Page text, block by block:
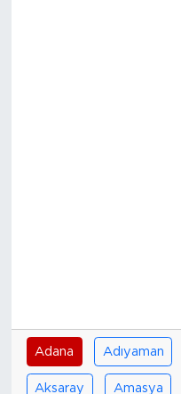
Adana Adıyaman
Aksaray Amasya